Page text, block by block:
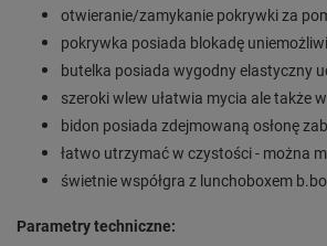
otwieranie/zamykanie pokrywki za
pokrywka posiada blokadę
butelka posiada wygodny elastyczny
szeroki wlew ułatwia mycia ale także
bidon posiada zdejmowaną osłonę
łatwo utrzymać w czystości - można
świetnie współgra z lunchoboxem
Parametry techniczne: